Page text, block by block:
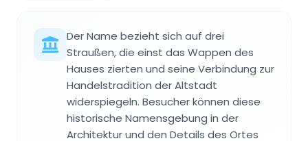
Der Name bezieht sich auf drei
Straußen, die einst das Wappen des
Hauses zierten und seine Verbindung zur
Handelstradition der Altstadt
widerspiegeln. Besucher können diese
historische Namensgebung in der
Architektur und den Details des Ortes